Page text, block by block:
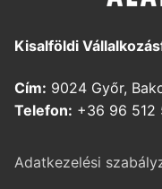
Kisalföldi
Cím: 9024 Győr,
Telefon: +36 96 512
Adatkezelési